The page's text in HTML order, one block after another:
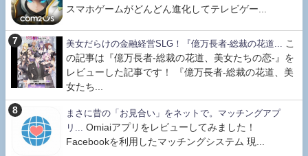
スマホゲームがどんどん進化してテレビゲー...
美女だらけの金融経営SLG！『億万長者-総裁の花道...
こ
の記事は『億万長者-総裁の花道、美女たちの恋-』を
レビューした記事です！ 『億万長者-総裁の花道、美
女たち...
まさに昔の「お見合い」をネットで。マッチングアプ
リ...
Omiaiアプリをレビューしてみました！
Facebookを利用したマッチングシステム 現...